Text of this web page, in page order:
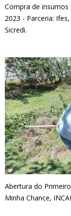
Compra de insumos
2023 - Parceria:
Sicredi.
Abertura do
Minha Chance,